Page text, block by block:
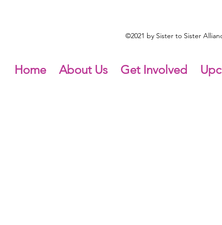
©2021 by Sister to Sister
Home About Us Get Involved